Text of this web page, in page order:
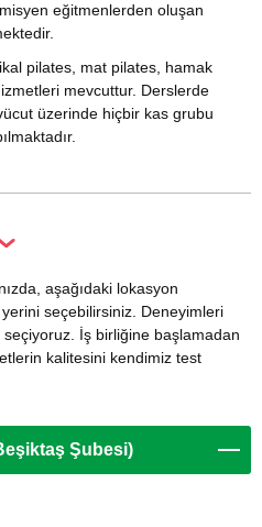
eğitmenlerden oluşan
pilates, mat pilates, hamak
mevcuttur. Derslerde
üzerinde hiçbir kas grubu
aşağıdaki lokasyon
seçebilirsiniz. Deneyimleri
seçiyoruz. İş birliğine başlamadan
kalitesini kendimiz test
Şubesi)